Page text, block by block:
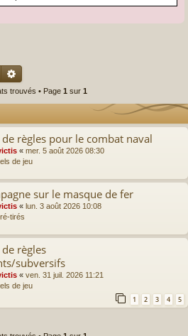
Recherche avancée
trouvés • Page 1 sur 1
de règles pour le combat naval
« mer. 5 août 2026 08:30
de jeu
sur le masque de fer
« lun. 3 août 2026 10:08
tirés
règles
subversifs
« ven. 31 juil. 2026 11:21
de jeu
1 2 3 4 5